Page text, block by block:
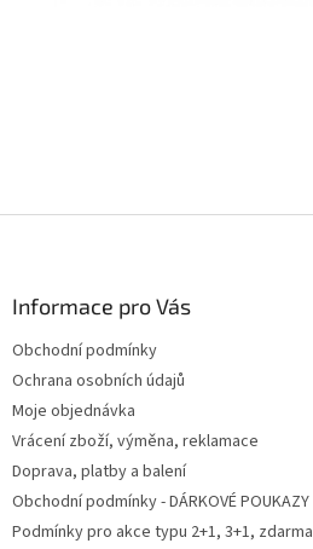
Informace pro Vás
Obchodní podmínky
Ochrana osobních údajů
Moje objednávka
Vrácení zboží, výměna, reklamace
Doprava, platby a balení
Obchodní podmínky - DÁRKOVÉ POUKAZY
Podmínky pro akce typu 2+1, 3+1, zdarma